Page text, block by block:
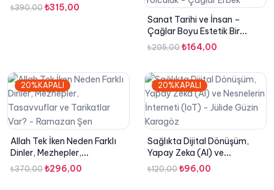
₺390,00 Orijinal
₺315,00
Sanat Tarihi ve İnsan –
Çağlar Boyu Estetik Bir
Yolculuk – Çağlar Erbek
₺205,00 Orijinal
₺205,00.
₺164,00
fiyat:
₺164,00.
20%KAPALI
Allah Tek İken Neden Farklı
Dinler, Mezhepler,
Tasavvuflar ve Tarikatlar
Var? – Ramazan Şen
₺370,00 Orijinal
₺296,00
20%KAPALI
Sağlıkta Dijital Dönüşüm,
Yapay Zeka (AI) ve
Nesnelerin İnterneti (IoT) –
Jülide Güzin Karagöz
₺120,00 Orijinal
₺96,00